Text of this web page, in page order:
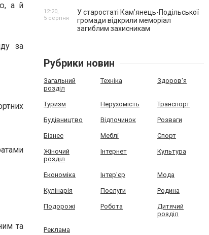
а й
за
та
У старостаті Кам’янець-Подільської
громади відкрили меморіал
загиблим захисникам
12:20,
5 серпня
Рубрики новин
Загальний
розділ
Техніка Здоров'я
Туризм Нерухомість Транспорт
Будівництво Відпочинок Розваги
Бізнес Меблі Спорт
Жіночий
розділ
Інтернет Культура
Економіка Інтер'єр Мода
Кулінарія Послуги Родина
Подорожі Робота
Дитячий
розділ
Реклама